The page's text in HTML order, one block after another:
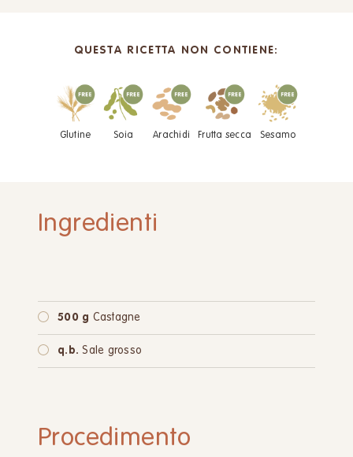
QUESTA RICETTA NON CONTIENE:
Glutine Soia Arachidi Frutta secca Sesamo
Ingredienti
500 g Castagne
q.b. Sale grosso
Procedimento